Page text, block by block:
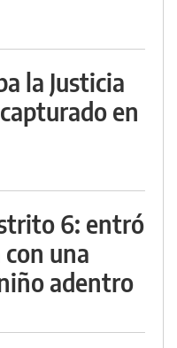
la Justicia
en
6: entró
con una
adentro